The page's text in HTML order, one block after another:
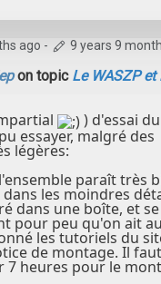
ago - 9 years 9
on topic Le WASZP et
) d'essai
essayer, malgré des
légères:
paraît très
les moindres
dans une boîte, et
pour peu qu'on ait au
les tutoriels du
de montage. Il
7 heures pour le